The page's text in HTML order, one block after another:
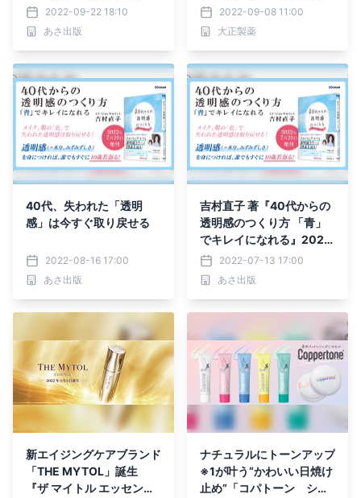
くり方 「青」でキレイに
なれる』
2022-09-22 18:10
あさ出版
「アドライズ アクティブ
ローション コンクモイス
ト」数量限定発売
2022-09-08 11:00
大正製薬
40代、失われた「透明
感」は今すぐ取り戻せる
2022-08-16 17:00
あさ出版
吉村直子 著『40代からの
透明感のつくり方 「青」
でキレイになれる』2022
年7月20日刊行
2022-07-13 17:00
あさ出版
新エイジングケアブランド
「THE MYTOL」誕生
『ザ マイトル エッセン
ナチュラルにトーンアップ
※1が叶う“かわいい日焼け
止め”「コパトーン シー